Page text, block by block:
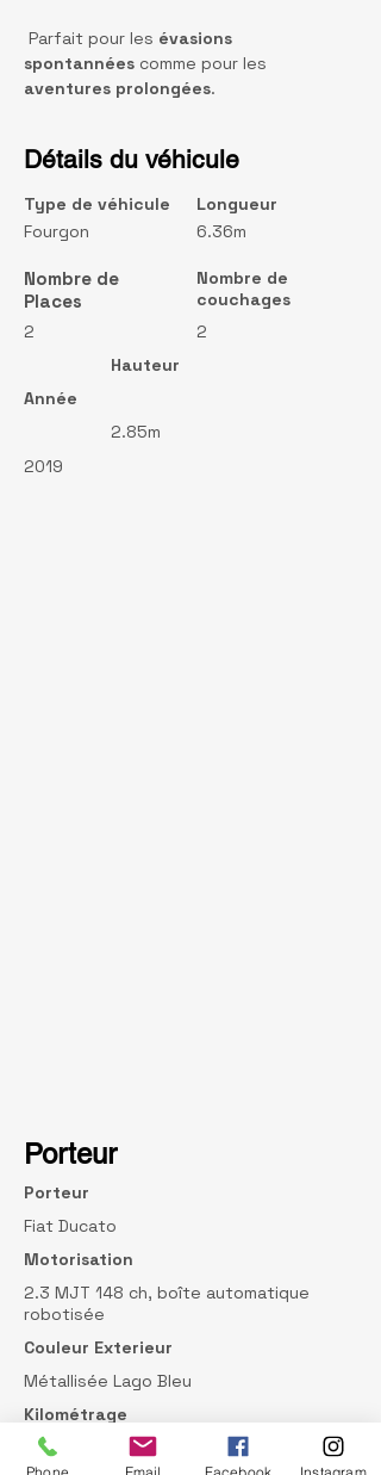
Parfait pour les évasions
spontannées comme pour les
aventures prolongées.
Détails du véhicule
Type de véhicule
Fourgon
Nombre de
Places
2
Longueur
6.36m
Nombre de
couchages
2
Hauteur
Année
2.85m
2019
Porteur
Porteur
Fiat Ducato
Motorisation
2.3 MJT 148 ch, boîte automatique
robotisée
Couleur Exterieur
Métallisée Lago Bleu
Kilométrage
29 000 km
Phone Email Facebook Instagram